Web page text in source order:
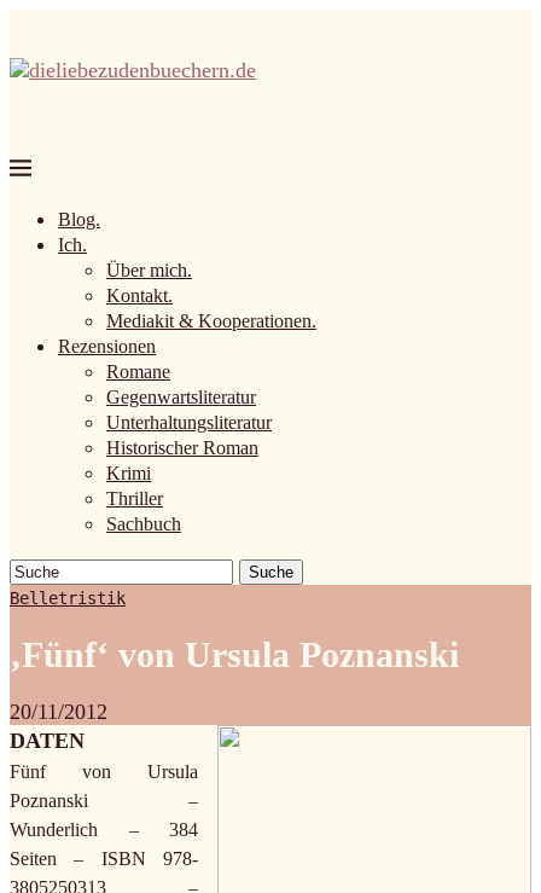
Blog.
Ich.
Über mich.
Kontakt.
Mediakit & Kooperationen.
Rezensionen
Romane
Gegenwartsliteratur
Unterhaltungsliteratur
Historischer Roman
Krimi
Thriller
Sachbuch
Suche
Belletristik
‚Fünf‘ von Ursula Poznanski
20/11/2012
DATEN
Fünf von Ursula
Poznanski –
Wunderlich – 384
Seiten – ISBN 978-
3805250313 –